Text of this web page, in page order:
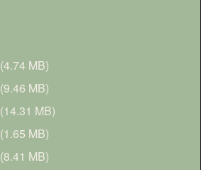
(4.74 MB)
(9.46 MB)
(14.31 MB)
(1.65 MB)
(8.41 MB)